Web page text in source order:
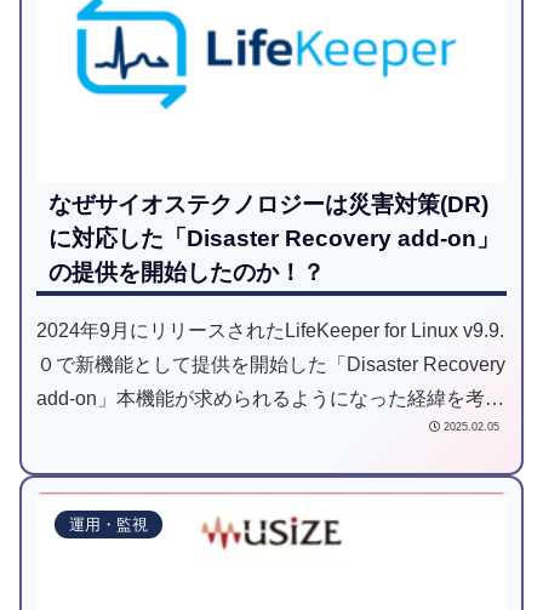
なぜサイオステクノロジーは災害対策(DR)
に対応した「Disaster Recovery add-on」
の提供を開始したのか！？
2024年9月にリリースされたLifeKeeper for Linux v9.9.
０で新機能として提供を開始した「Disaster Recovery
add-on」本機能が求められるようになった経緯を考察
2025.02.05
運用・監視